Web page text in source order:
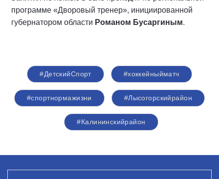
программе «Дворовый тренер», инициированной
губернатором области Романом Бусаргиным.
#ДетскийСпорт #хоккейныйматч
#спортнормажизни #Лысогорскийрайон
#Калининскийрайон